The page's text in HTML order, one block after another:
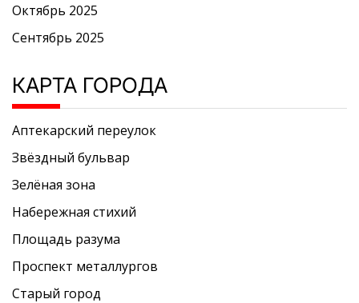
Октябрь 2025
Сентябрь 2025
КАРТА ГОРОДА
Аптекарский переулок
Звёздный бульвар
Зелёная зона
Набережная стихий
Площадь разума
Проспект металлургов
Старый город